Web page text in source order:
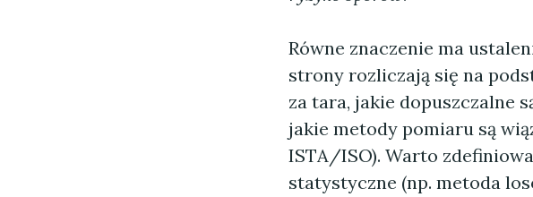
Równe znaczenie ma
strony rozliczają się na
za tara, jakie dopuszczalne
jakie metody pomiaru są
ISTA/ISO). Warto
statystyczne (np. metoda